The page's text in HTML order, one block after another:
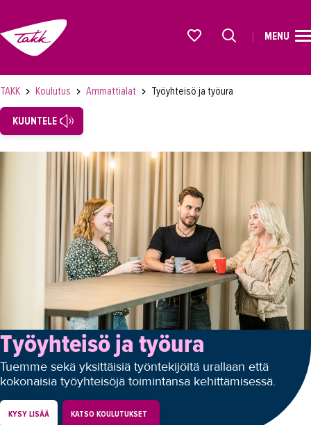
KOULUTUS
Koulutukset
Rekrytoivat koulutukset
Verkko-opinnot
Maahanmuuttaneiden koulutukset
Ammattialat
Asiakaspalvelu
Asioimis- ja oikeustulkkaus
Autoala
Hydrauliikka
Johtaminen ja esihenkilötyö
Kasvatus- ja ohjausala
MENU
TAKK Koulutus Ammattialat Työyhteisö ja työura
KUUNTELE
Työyhteisö ja työura
Tuemme sekä yksittäisiä työntekijöitä urallaan että
kokonaisia työyhteisöjä toimintansa kehittämisessä.
KYSY LISÄÄ KATSO KOULUTUKSET